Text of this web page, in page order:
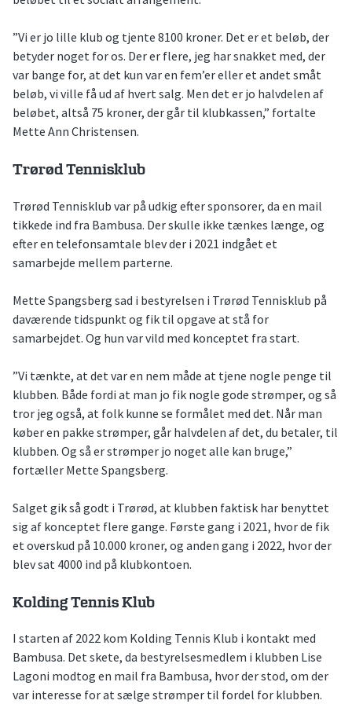
”Vi er jo lille klub og tjente 8100 kroner. Det er et beløb, der
betyder noget for os. Der er flere, jeg har snakket med, der
var bange for, at det kun var en fem’er eller et andet småt
beløb, vi ville få ud af hvert salg. Men det er jo halvdelen af
beløbet, altså 75 kroner, der går til klubkassen,” fortalte
Mette Ann Christensen.
Trørød Tennisklub
Trørød Tennisklub var på udkig efter sponsorer, da en mail
tikkede ind fra Bambusa. Der skulle ikke tænkes længe, og
efter en telefonsamtale blev der i 2021 indgået et
samarbejde mellem parterne.
Mette Spangsberg sad i bestyrelsen i Trørød Tennisklub på
daværende tidspunkt og fik til opgave at stå for
samarbejdet. Og hun var vild med konceptet fra start.
”Vi tænkte, at det var en nem måde at tjene nogle penge til
klubben. Både fordi at man jo fik nogle gode strømper, og så
tror jeg også, at folk kunne se formålet med det. Når man
køber en pakke strømper, går halvdelen af det, du betaler, til
klubben. Og så er strømper jo noget alle kan bruge,”
fortæller Mette Spangsberg.
Salget gik så godt i Trørød, at klubben faktisk har benyttet
sig af konceptet flere gange. Første gang i 2021, hvor de fik
et overskud på 10.000 kroner, og anden gang i 2022, hvor der
blev sat 4000 ind på klubkontoen.
Kolding Tennis Klub
I starten af 2022 kom Kolding Tennis Klub i kontakt med
Bambusa. Det skete, da bestyrelsesmedlem i klubben Lise
Lagoni modtog en mail fra Bambusa, hvor der stod, om der
var interesse for at sælge strømper til fordel for klubben.